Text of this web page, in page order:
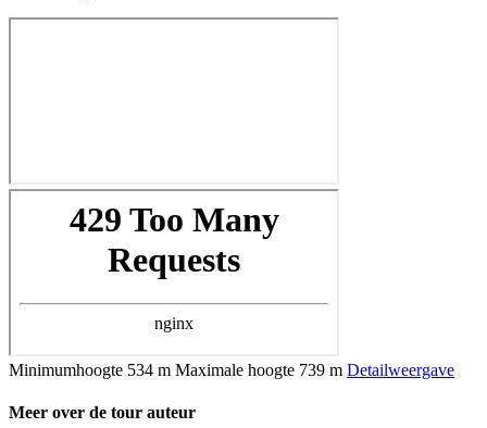
Minimumhoogte 534 m Maximale hoogte 739 m Detailweergave
Meer over de tour auteur